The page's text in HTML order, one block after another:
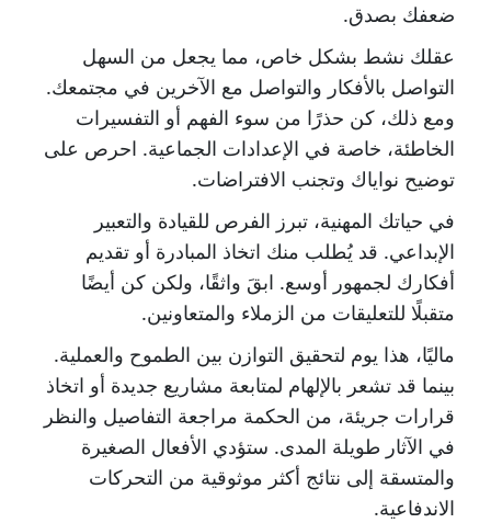
ضعفك بصدق.
عقلك نشط بشكل خاص، مما يجعل من السهل
التواصل بالأفكار والتواصل مع الآخرين في مجتمعك.
ومع ذلك، كن حذرًا من سوء الفهم أو التفسيرات
الخاطئة، خاصة في الإعدادات الجماعية. احرص على
توضيح نواياك وتجنب الافتراضات.
في حياتك المهنية، تبرز الفرص للقيادة والتعبير
الإبداعي. قد يُطلب منك اتخاذ المبادرة أو تقديم
أفكارك لجمهور أوسع. ابقَ واثقًا، ولكن كن أيضًا
متقبلًا للتعليقات من الزملاء والمتعاونين.
ماليًا، هذا يوم لتحقيق التوازن بين الطموح والعملية.
بينما قد تشعر بالإلهام لمتابعة مشاريع جديدة أو اتخاذ
قرارات جريئة، من الحكمة مراجعة التفاصيل والنظر
في الآثار طويلة المدى. ستؤدي الأفعال الصغيرة
والمتسقة إلى نتائج أكثر موثوقية من التحركات
الاندفاعية.